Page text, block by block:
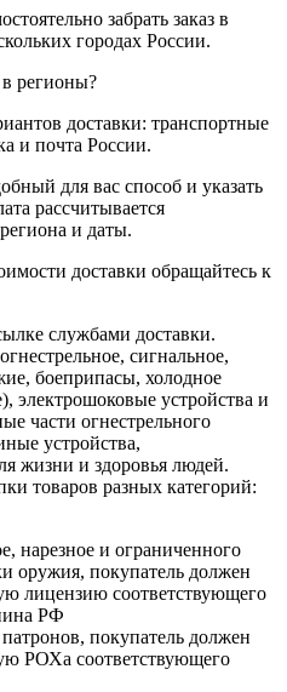
забрать заказ в
городах России.
в регионы?
доставки: транспортные
и почта России.
для вас способ и указать
рассчитывается
и даты.
доставки обращайтесь к
службами доставки.
сигнальное,
боеприпасы, холодное
электрошоковые устройства и
части огнестрельного
устройства,
жизни и здоровья людей.
товаров разных категорий:
нарезное и ограниченного
оружия, покупатель должен
лицензию соответствующего
РФ
покупатель должен
РОХа соответствующего